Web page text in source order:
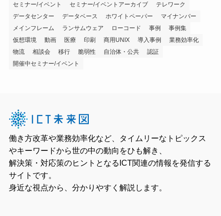
セミナー/イベント
セミナー/イベントアーカイブ
テレワーク
データセンター
データベース ホワイトペーパー
マイナンバー
メインフレーム
ランサムウェア ローコード 事例
事例集
仮想環境
動画 医療 印刷 商用UNIX 導入事例
業務効率化
物流
相談会 移行 脆弱性 自治体・公共
認証
開催中セミナー/イベント
働き方改革や業務効率化など、タイムリーなトピックス
やキーワードから世の中の動向をひも解き、
解決策・対応策のヒントとなるICT関連の情報を発信する
サイトです。
身近な視点から、分かりやすく解説します。